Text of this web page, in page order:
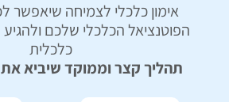
אימון כלכלי לצמיחה שיאפשר
הפוטנציאל הכלכלי שלכם ולהגיע
כלכלית
תהליך קצר וממוקד שיביא